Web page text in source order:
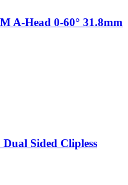
A-Head 0-60° 31.8mm
Sided Clipless